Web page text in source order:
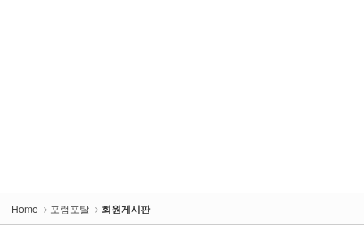
Home 포럼포탈 회원게시판